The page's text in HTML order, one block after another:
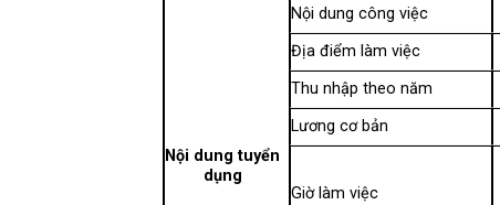
Nội dung tuyển
dụng
Nội dung công việc
Địa điểm làm việc
Thu nhập theo năm
Lương cơ bản
Giờ làm việc